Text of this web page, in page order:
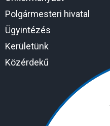
Polgármesteri hivatal
Ügyintézés
Kerületünk
Közérdekű